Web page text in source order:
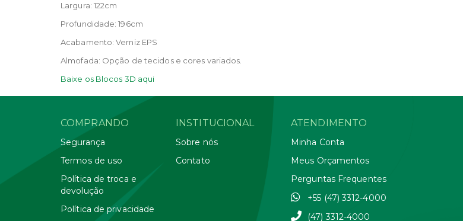
Largura: 122cm
Profundidade: 196cm
Acabamento: Verniz EPS
Almofada: Opção de tecidos e cores variados.
Baixe os Blocos 3D aqui
COMPRANDO
Segurança
Termos de uso
Política de troca e
devolução
Política de privacidade
INSTITUCIONAL
Sobre nós
Contato
ATENDIMENTO
Minha Conta
Meus Orçamentos
Perguntas Frequentes
+55 (47) 3312-4000
(47) 3312-4000